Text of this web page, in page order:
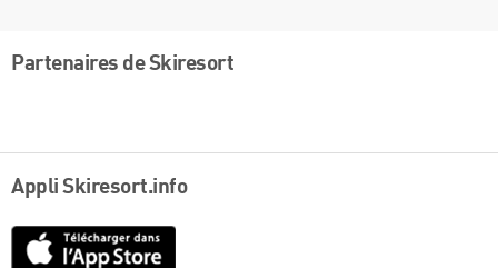
Partenaires de Skiresort
Appli Skiresort.info